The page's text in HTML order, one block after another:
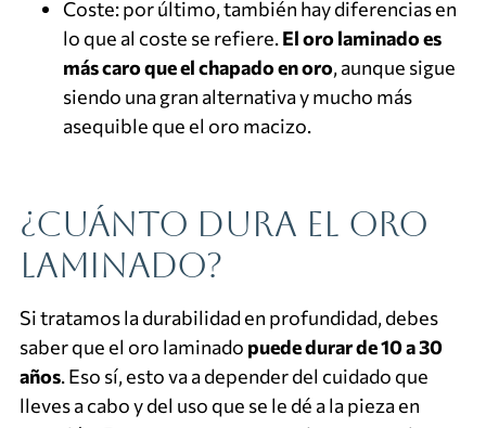
Coste: por último, también hay diferencias en
lo que al coste se refiere.El oro laminado es
más caro que el chapado en oro, aunque sigue
siendo una gran alternativa y mucho más
asequible que el oro macizo.
¿Cuánto dura el oro
laminado?
Si tratamos la durabilidad en profundidad, debes
saber que el oro laminado puede durar de 10 a 30
años. Eso sí, esto va a depender del cuidado que
lleves a cabo y del uso que se le dé a la pieza en